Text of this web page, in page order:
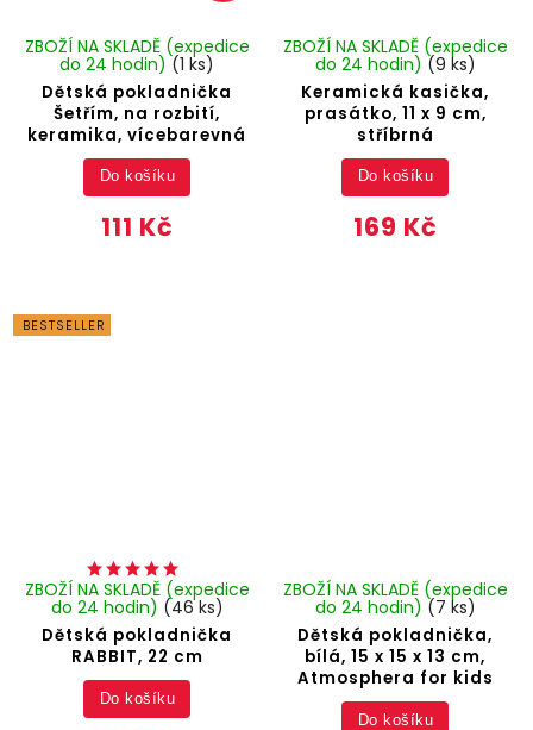
Dětská pokladnička
Šetřím, na rozbití,
keramika, vícebarevná
ZBOŽÍ NA SKLADĚ (expedice
do 24 hodin)(1 ks)
111 Kč
Do košíku
Keramická kasička,
prasátko, 11 x 9 cm,
stříbrná
ZBOŽÍ NA SKLADĚ (expedice
do 24 hodin) (9 ks)
169 Kč
Do košíku
BESTSELLER
Dětská pokladnička
RABBIT, 22 cm
ZBOŽÍ NA SKLADĚ (expedice
do 24 hodin) (46 ks)
Do košíku
Dětská pokladnička,
bílá, 15 x 15 x 13 cm,
Atmosphera for kids
ZBOŽÍ NA SKLADĚ (expedice
do 24 hodin) (7 ks)
Do košíku